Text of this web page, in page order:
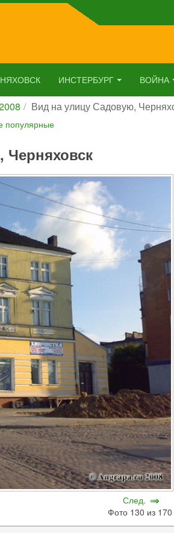
ИНСТЕРБУРГ ВОЙНА
Вид на улицу Садовую,
популярные
След.
Фото 130 из 170